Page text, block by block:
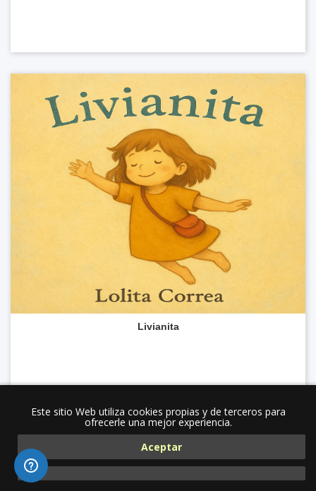
Este sitio Web utiliza cookies propias y de terceros para
ofrecerle una mejor experiencia.
Aceptar
Livianita